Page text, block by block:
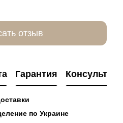
отзыв
Гарантия
по Украине